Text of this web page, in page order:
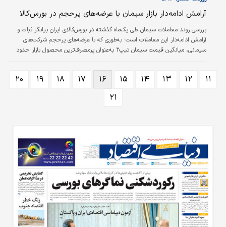
آرامش ادامه‌‌‌دار بازار سیمان با عرضه‌‌‌های پرحجم در بورس‌کالا
بررسی روند معاملات سیمان طی یک‌ماه گذشته در بورس‌کالای ایران بیانگر ثبات و
آرامش ادامه‌‌‌دار این معاملات است؛ به‌طوری که با عرضه‌‌‌های پرحجم شرکت‌های
سیمانی، میانگین قیمت سیمان تیپ۲ به‌عنوان پرمصرف‌‌‌ترین محصول بازار حدود
بود که وزارت صنعت، معدن و تجارت در راستای حمایت از تولیدکنندگان و حذف
قیمت‌های کاذب بازار، عرضه کل سیمان کشور در بورس‌کالای ایران را مصوب کرد. ۱۱ ۱۲ ۱۳ ۱۴ ۱۵ ۱۶ ۱۷ ۱۸ ۱۹
۲۰
۲۱